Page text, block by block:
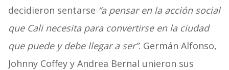
decidieron sentarse “a pensar en la acción social
que Cali necesita para convertirse en la ciudad
que puede y debe llegar a ser”. Germán Alfonso,
Johnny Coffey y Andrea Bernal unieron sus